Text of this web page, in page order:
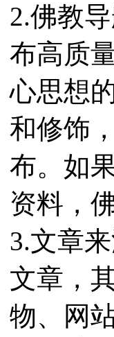
2.佛教
布高质
心思想
和修饰
布。如
资料，
3.文章
文章，
物、网